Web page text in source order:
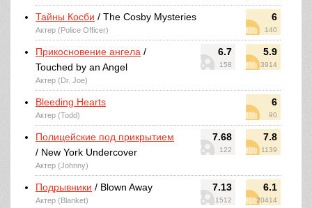
6
140
Тайны Косби / The Cosby Mysteries
Актер (Police Officer)
6.7
158
5.9
3914
Прикосновение ангела /
Touched by an Angel
Актер (Dr. Joe)
6
90
Bleeding Hearts
Актер (Todd)
7.68
122
7.8
1139
Полицейские под прикрытием
/ New York Undercover
Актер (Johnny)
7.13
1512
6.1
20414
Подрывники / Blown Away
Актер (Blanket)